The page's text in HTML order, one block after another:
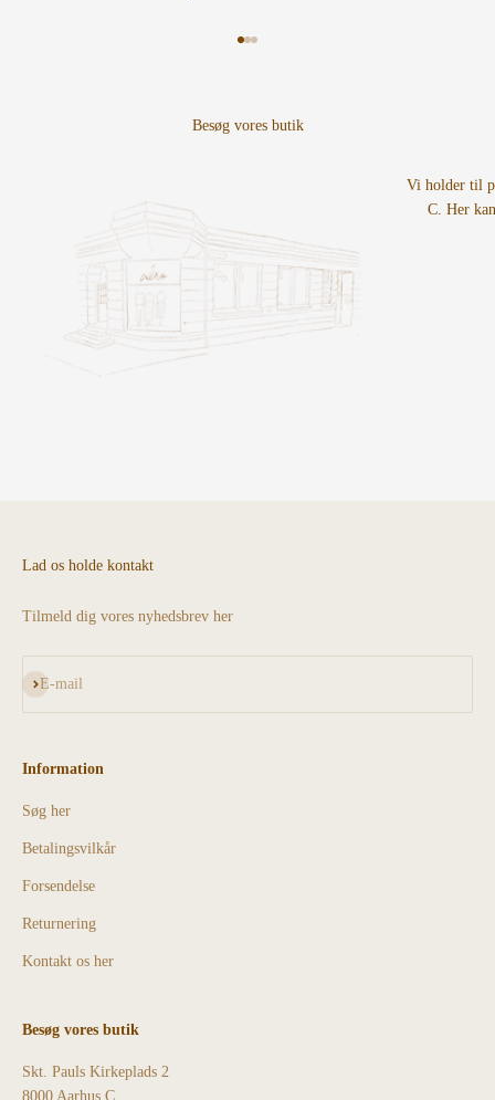
Vi holder til
C. Her
Lad os holde kontakt
Tilmeld dig vores nyhedsbrev her
E-mail
Abonnér
Information
Søg her
Betalingsvilkår
Forsendelse
Returnering
Kontakt os her
Besøg vores butik
Skt. Pauls Kirkeplads 2
8000 Aarhus C